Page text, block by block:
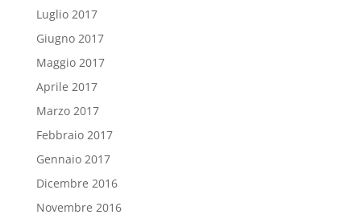
Luglio 2017
Giugno 2017
Maggio 2017
Aprile 2017
Marzo 2017
Febbraio 2017
Gennaio 2017
Dicembre 2016
Novembre 2016